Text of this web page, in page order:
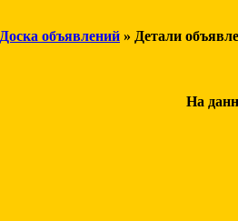
Доска объявлений » Детали
На